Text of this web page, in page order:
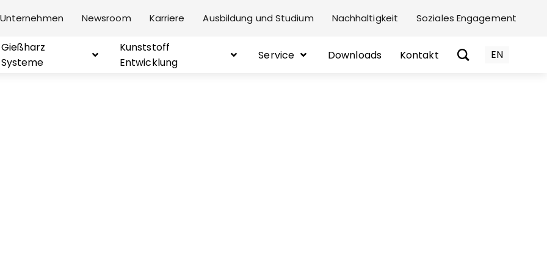
Unternehmen Newsroom Karriere Ausbildung und Studium Nachhaltigkeit Soziales Engagement
Gießharz
Systeme
Kunststoff
Entwicklung
Service Downloads Kontakt
EN